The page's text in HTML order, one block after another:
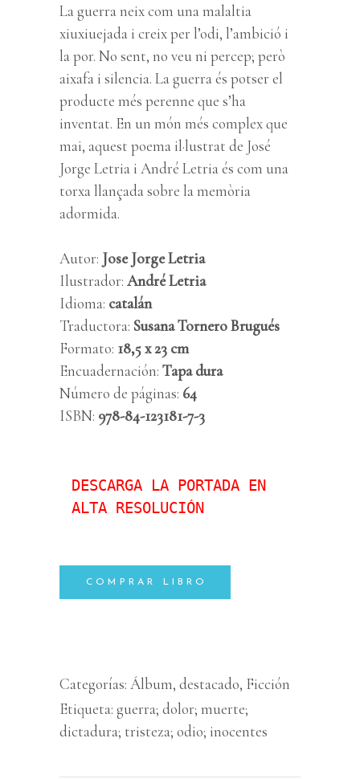
La guerra neix com una malaltia
xiuxiuejada i creix per l’odi, l’ambició i
la por. No sent, no veu ni percep; però
aixafa i silencia. La guerra és potser el
producte més perenne que s’ha
inventat. En un món més complex que
mai, aquest poema il·lustrat de José
Jorge Letria i André Letriaés com una
torxa llançada sobre la memòria
adormida.
Autor: Jose Jorge Letria
Ilustrador: André Letria
Idioma: catalán
Traductora: Susana Tornero Brugués
Formato: 18,5 x 23 cm
Encuadernación: Tapa dura
Número de páginas: 64
ISBN: 978-84-123181-7-3
DESCARGA LA PORTADA EN
ALTA RESOLUCIÓN
COMPRAR LIBRO
Categorías: Álbum, destacado, Ficción
Etiqueta: guerra; dolor; muerte;
dictadura; tristeza; odio; inocentes